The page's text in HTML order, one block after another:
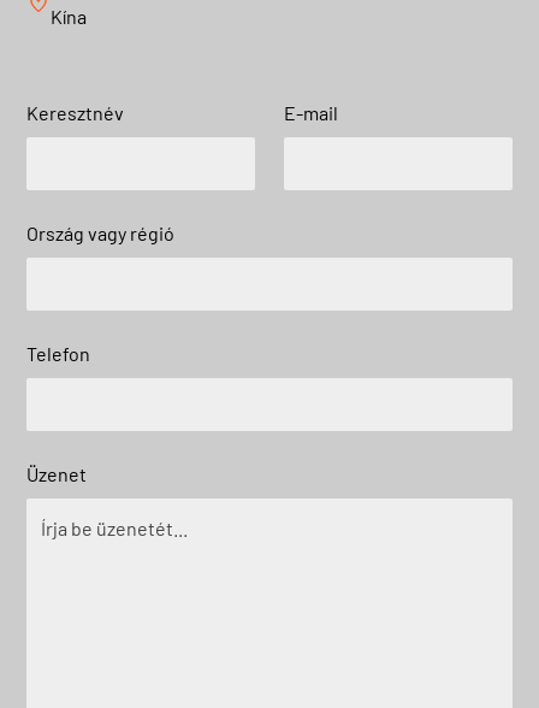
Kína
Keresztnév E-mail
Ország vagy régió
Telefon
Üzenet